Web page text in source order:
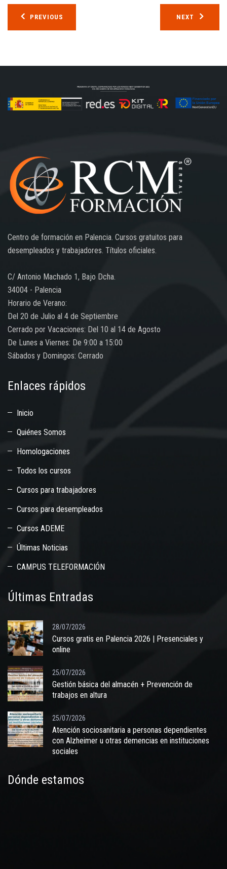
Navegación
de
PREVIOUS NEXT
Centro de formación en Palencia. Cursos gratuitos para
desempleados y trabajadores. Títulos oficiales.
C/ Antonio Machado 1, Bajo Dcha.
34004 - Palencia
Horario de Verano:
Del 20 de Julio al 4 de Septiembre
Cerrado por Vacaciones: Del 10 al 14 de Agosto
De Lunes a Viernes: De 9:00 a 15:00
Sábados y Domingos: Cerrado
Enlaces rápidos
Inicio
Quiénes Somos
Homologaciones
Todos los cursos
Cursos para trabajadores
Cursos para desempleados
Cursos ADEME
Últimas Noticias
CAMPUS TELEFORMACIÓN
Últimas Entradas
28/07/2026
Cursos gratis en Palencia 2026 | Presenciales y
online
25/07/2026
Gestión básica del almacén + Prevención de
trabajos en altura
25/07/2026
Atención sociosanitaria a personas dependientes
con Alzheimer u otras demencias en instituciones
sociales
Dónde estamos